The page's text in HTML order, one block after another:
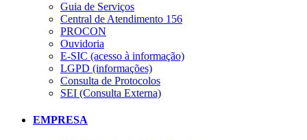
Guia de Serviços
Central de Atendimento 156
PROCON
Ouvidoria
E-SIC (acesso à informação)
LGPD (informações)
Consulta de Protocolos
SEI (Consulta Externa)
EMPRESA